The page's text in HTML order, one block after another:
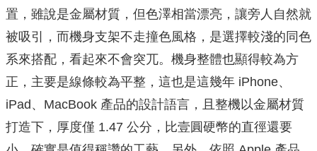
置，雖說是金屬材質，但色澤相當漂亮，讓旁人自然就
被吸引，而機身支架不走撞色風格，是選擇較淺的同色
系來搭配，看起來不會突兀。機身整體也顯得較為方
正，主要是線條較為平整，這也是這幾年 iPhone、
iPad、MacBook 產品的設計語言，且整機以金屬材質
打造下，厚度僅 1.47 公分，比壹圓硬幣的直徑還要